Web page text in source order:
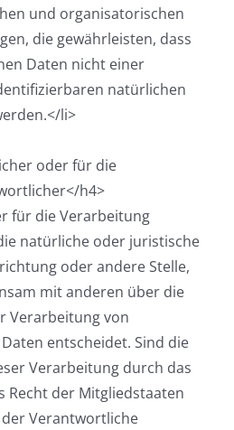
und organisatorischen
die gewährleisten, dass
Daten nicht einer
natürlichen
li>
oder für die
h4>
für die Verarbeitung
natürliche oder juristische
oder andere Stelle,
mit anderen über die
Verarbeitung von
entscheidet. Sind die
Verarbeitung durch das
Recht der Mitgliedstaaten
Verantwortliche